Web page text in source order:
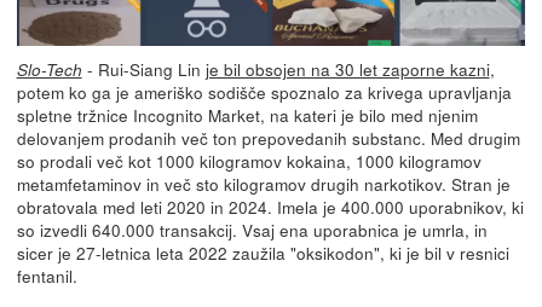
Slo-Tech - Rui-Siang Lin je bil obsojen na 30 let zaporne kazni,
potem ko ga je ameriško sodišče spoznalo za krivega upravljanja
spletne tržnice Incognito Market, na kateri je bilo med njenim
delovanjem prodanih več ton prepovedanih substanc. Med drugim
so prodali več kot 1000 kilogramov kokaina, 1000 kilogramov
metamfetaminov in več sto kilogramov drugih narkotikov. Stran je
obratovala med leti 2020 in 2024. Imela je 400.000 uporabnikov, ki
so izvedli 640.000 transakcij. Vsaj ena uporabnica je umrla, in
sicer je 27-letnica leta 2022 zaužila "oksikodon", ki je bil v resnici
fentanil.